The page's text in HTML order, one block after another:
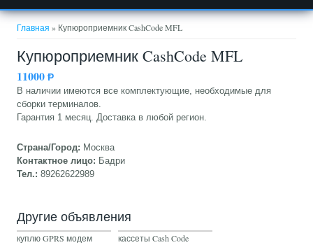
Вы здесь
Главная » Купюроприемник CashCode MFL
Купюроприемник CashCode MFL
11000Ᵽ
В наличии имеются все комплектующие, необходимые для
сборки терминалов.
Гарантия 1 месяц. Доставка в любой регион.
Страна/Город: Москва
Контактное лицо: Бадри
Тел.:89262622989
Другие объявления
куплю GPRS модем
кассеты Cash Code